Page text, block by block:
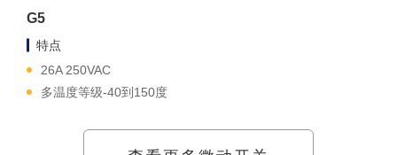
G5
特点
26A 250VAC
多温度等级-40到150度